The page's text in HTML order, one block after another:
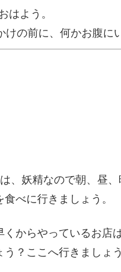
はよう。
けの前に、何かお腹に
、妖精なので朝、昼
べに行きましょう。
くからやっているお店
う？ここへ行きましょ